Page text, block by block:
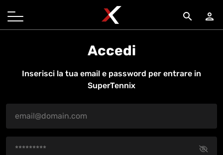
search person
Accedi
Inserisci la tua email e password per entrare in
SuperTennix